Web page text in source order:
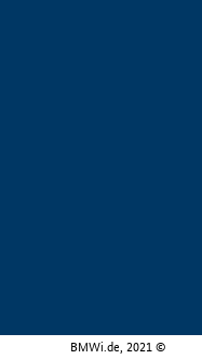
BMWi.de, 2021 ©